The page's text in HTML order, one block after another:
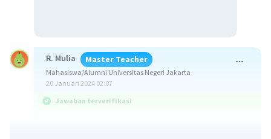
R. Mulia Master Teacher
Mahasiswa/Alumni Universitas Negeri Jakarta
20 Januari 2024 02:07
Jawaban terverifikasi